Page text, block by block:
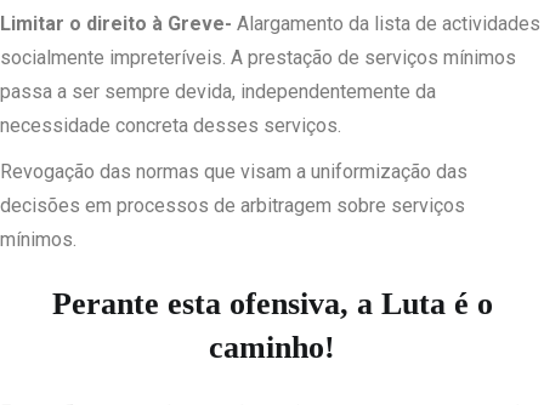
Limitar o direito à Greve- Alargamento da lista de actividades
socialmente impreteríveis. A prestação de serviços mínimos
passa a ser sempre devida, independentemente da
necessidade concreta desses serviços.
Revogação das normas que visam a uniformização das
decisões em processos de arbitragem sobre serviços
mínimos.
Perante esta ofensiva, a Luta é o
caminho!